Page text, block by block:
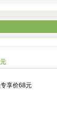
享价68元